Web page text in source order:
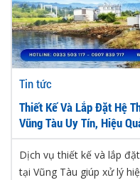
Tin tức
Thiết Kế Và Lắp Đặt Hệ
Vũng Tàu Uy Tín, Hiệu
Dịch vụ thiết kế và lắp
tại Vũng Tàu giúp xử lý